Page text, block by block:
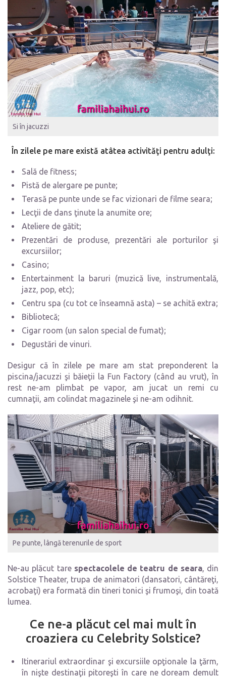
Si în jacuzzi
În zilele pe mare există atâtea activităţi pentru adulţi:
Sală de fitness;
Pistă de alergare pe punte;
Terasă pe punte unde se fac vizionari de filme seara;
Lecţii de dans ţinute la anumite ore;
Ateliere de gătit;
Prezentări de produse, prezentări ale porturilor şi
excursiilor;
Casino;
Entertainment la baruri (muzică live, instrumentală,
jazz, pop, etc);
Centru spa (cu tot ce înseamnă asta) – se achită extra;
Bibliotecă;
Cigar room (un salon special de fumat);
Degustări de vinuri.
Desigur că în zilele pe mare am stat preponderent la
piscina/jacuzzi şi băieţii la Fun Factory (când au vrut), în
rest ne-am plimbat pe vapor, am jucat un remi cu
cumnaţii, am colindat magazinele şi ne-am odihnit.
Pe punte, lângă terenurile de sport
Ne-au plăcut tare spectacolele de teatru de seara, din
Solstice Theater, trupa de animatori (dansatori, cântăreţi,
acrobaţi) era formată din tineri tonici şi frumoşi, din toată
lumea.
Ce ne-a plăcut cel mai mult în
croaziera cu Celebrity Solstice?
Itinerariul extraordinar şi excursiile opţionale la ţărm,
în nişte destinaţii pitoreşti în care ne doream demult